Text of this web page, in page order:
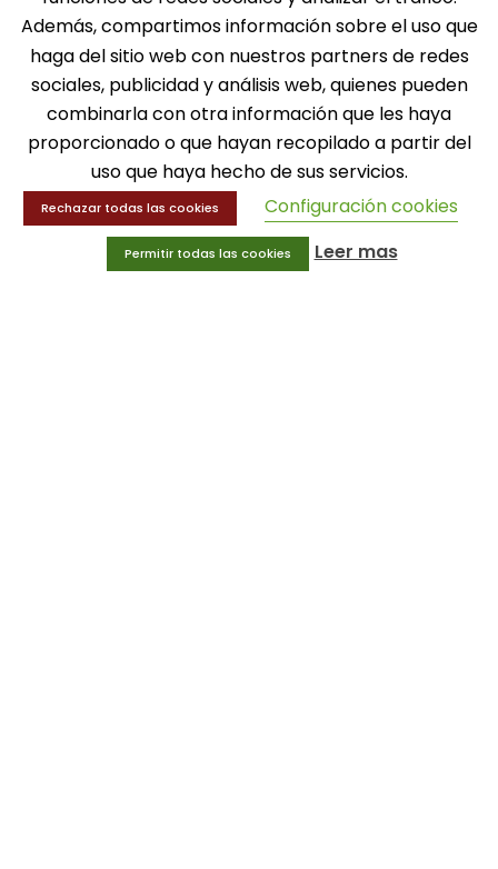
Fax: 916 537 814
SOLICITA INFORMACIÓN
MENÚ
Además, compartimos información sobre el uso que
haga del sitio web con nuestros partners de redes
sociales, publicidad y análisis web, quienes pueden
combinarla con otra información que les haya
proporcionado o que hayan recopilado a partir del
uso que haya hecho de sus servicios.
Rechazar todas las cookies Configuración cookies
Permitir todas las cookies Leer mas